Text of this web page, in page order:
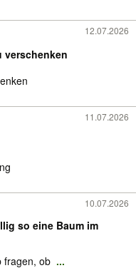
12.07.2026
verschenken
11.07.2026
10.07.2026
so eine Baum im
fragen, ob ...